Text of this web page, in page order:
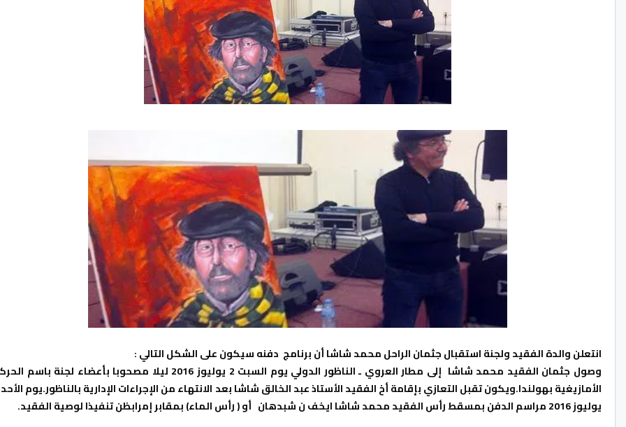
انتعلن والدة الفقيد ولجنة استقبال جثمان الراحل محمد شاشا أن برنامج دفنه سيكون على الشكل التالي :
وصول جثمان الفقيد محمد شاشا إلى مطار العروي ـ الناظور الدولي يوم السبت 2 يوليوز 2016 ليلا مصحوبا بأعضاء لجنة باسم
الأمازيغية بهولندا.ويكون تقبل التعازي بإقامة أخ الفقيد الأستاذ عبد الخالق شاشا بعد الانتهاء من الإجراءات الإدارية بالناظور.
يوليوز 2016 مراسم الدفن بمسقط رأس الفقيد محمد شاشا ايخف ن شبدهان أو ( رأس الماء) بمقابر إمرابظن تنفيذا لوصية الفقيد.